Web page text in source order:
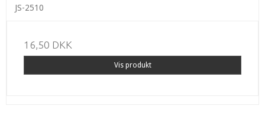
JS-2510
16,50 DKK
Vis produkt